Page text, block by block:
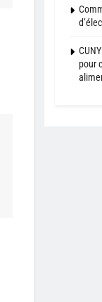
pour